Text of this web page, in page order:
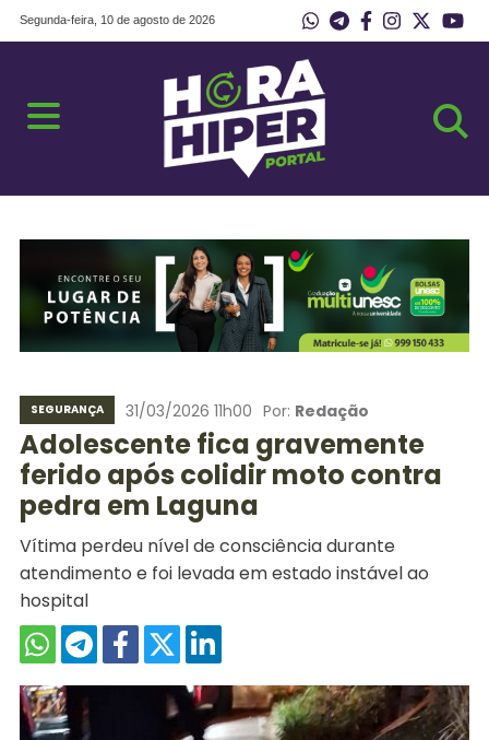
Segunda-feira, 10 de agosto de 2026
SEGURANÇA 31/03/2026 11h00 Por: Redação
Adolescente fica gravemente
ferido após colidir moto contra
pedra em Laguna
Vítima perdeu nível de consciência durante
atendimento e foi levada em estado instável ao
hospital